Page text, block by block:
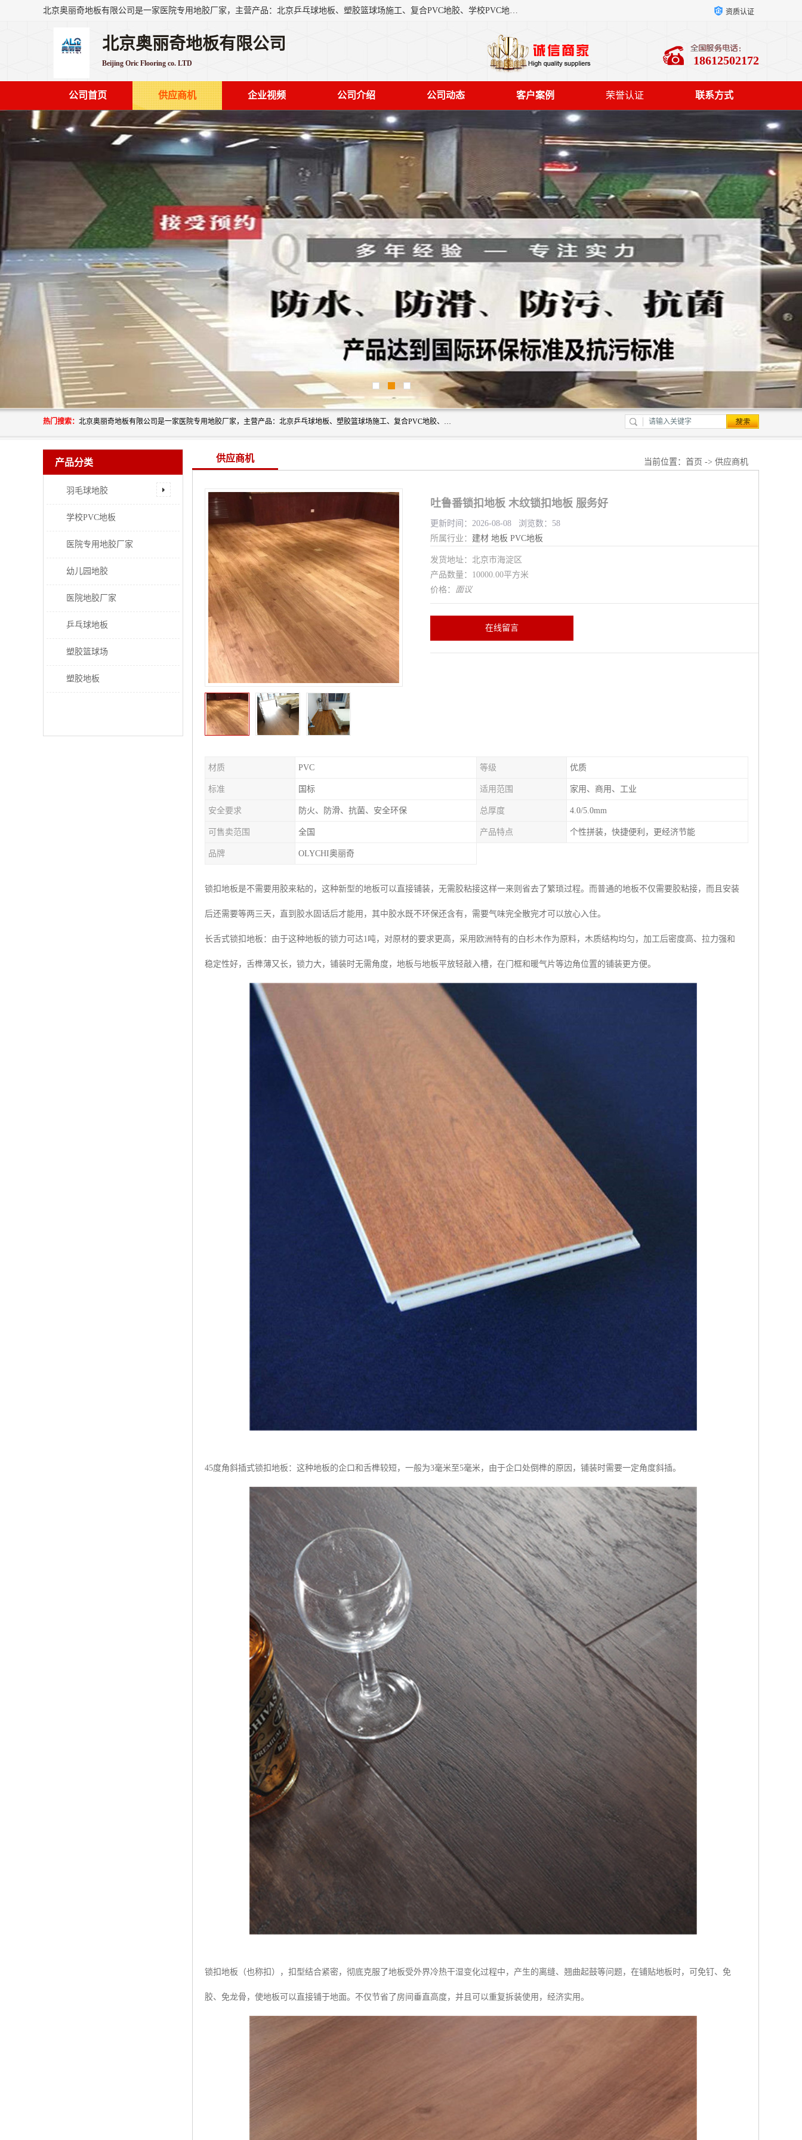
北京奥丽奇地板有限公司是一家医院专用地胶厂家，主营产品：北京乒乓球地板、塑胶篮球场施工、复合PVC地胶、学校PVC地板、幼儿园地胶等，奥丽奇是一家销售为一体PVC地板，塑胶地板为主的销售企业，公司所生产的PVC塑胶地板产品主要用于办公楼、医院、 机场、学校、幼儿园、商场、交通工具、宾馆、车站等公共场所。 资质认证
北京奥丽奇地板有限公司
Beijing Oric Flooring co. LTD 18612502172
公司首页 供应商机 企业视频 公司介绍 公司动态 客户案例 荣誉认证 联系方式
热门搜索： 北京奥丽奇地板有限公司是一家医院专用地胶厂家，主营产品：北京乒乓球地板、塑胶篮球场施工、复合PVC地胶、学校PVC地板、幼儿园地胶等，奥丽奇是一家销售为一体PVC地板，塑胶地板为主的销售企业，公司所生产的PVC塑胶地板产品主要用于办公楼、医院、 机场、学校、幼儿园、商场、交通工具、宾馆、车站等公共场所。
产品分类
羽毛球地胶
学校PVC地板
医院专用地胶厂家
幼儿园地胶
医院地胶厂家
乒乓球地板
塑胶篮球场
塑胶地板
供应商机 当前位置： 首页 -> 供应商机
吐鲁番锁扣地板 木纹锁扣地板 服务好
更新时间：2026-08-08 浏览数：58
所属行业： 建材 地板 PVC地板
发货地址：北京市海淀区
产品数量：10000.00平方米
价格： 面议
在线留言
材质 PVC 等级 优质
标准 国标 适用范围 家用、商用、工业
安全要求 防火、防滑、抗菌、安全环保 总厚度 4.0/5.0mm
可售卖范围 全国 产品特点 个性拼装，快捷便利，更经济节能
品牌 OLYCHI奥丽奇
锁扣地板是不需要用胶来粘的，这种新型的地板可以直接铺装，无需胶粘接这样一来则省去了繁琐过程。而普通的地板不仅需要胶粘接，而且安装
后还需要等两三天，直到胶水固话后才能用，其中胶水既不环保还含有，需要气味完全散完才可以放心入住。
长舌式锁扣地板：由于这种地板的锁力可达1吨，对原材的要求更高，采用欧洲特有的白杉木作为原料，木质结构均匀，加工后密度高、拉力强和
稳定性好，舌榫薄又长，锁力大，铺装时无需角度，地板与地板平放轻敲入槽，在门框和暖气片等边角位置的铺装更方便。
45度角斜插式锁扣地板：这种地板的企口和舌榫较短，一般为3毫米至5毫米，由于企口处倒榫的原因，铺装时需要一定角度斜插。
锁扣地板（也称扣），扣型结合紧密，彻底克服了地板受外界冷热干湿变化过程中，产生的离缝、翘曲起鼓等问题，在铺贴地板时，可免钉、免
胶、免龙骨，使地板可以直接铺于地面。不仅节省了房间垂直高度，并且可以重复拆装使用，经济实用。